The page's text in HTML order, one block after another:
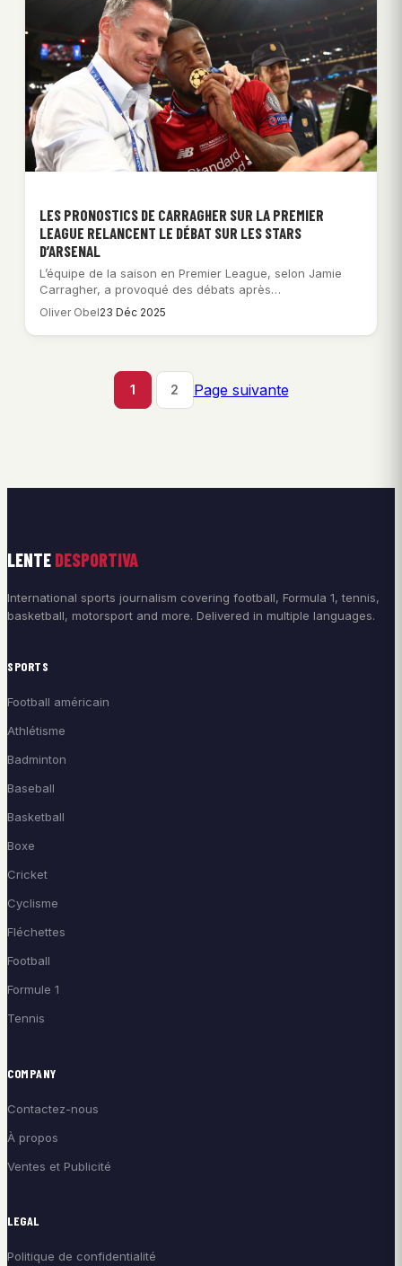
LES PRONOSTICS DE CARRAGHER SUR LA PREMIER
LEAGUE RELANCENT LE DÉBAT SUR LES STARS
D’ARSENAL
L’équipe de la saison en Premier League, selon Jamie
Carragher, a provoqué des débats après…
Oliver Obel23 Déc 2025
1 2 Page suivante
LENTE DESPORTIVA
International sports journalism covering football, Formula 1, tennis,
basketball, motorsport and more. Delivered in multiple languages.
SPORTS
Football américain
Athlétisme
Badminton
Baseball
Basketball
Boxe
Cricket
Cyclisme
Fléchettes
Football
Formule 1
Tennis
COMPANY
Contactez-nous
À propos
Ventes et Publicité
LEGAL
Politique de confidentialité